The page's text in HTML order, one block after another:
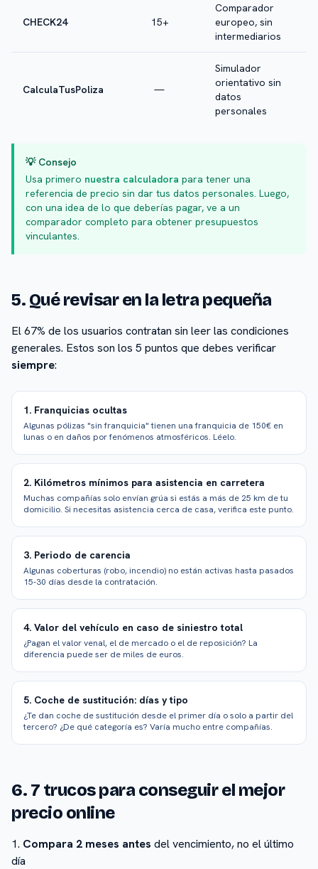
CHECK24 15+
Comparador
europeo, sin
intermediarios
CalculaTusPoliza —
Simulador
orientativo sin
datos
personales
💡 Consejo
Usa primero nuestra calculadora para tener una
referencia de precio sin dar tus datos personales. Luego,
con una idea de lo que deberías pagar, ve a un
comparador completo para obtener presupuestos
vinculantes.
5. Qué revisar en la letra pequeña
El 67% de los usuarios contratan sin leer las condiciones
generales. Estos son los 5 puntos que debes verificar
siempre:
1. Franquicias ocultas
Algunas pólizas "sin franquicia" tienen una franquicia de 150€ en
lunas o en daños por fenómenos atmosféricos. Léelo.
2. Kilómetros mínimos para asistencia en carretera
Muchas compañías solo envían grúa si estás a más de 25 km de tu
domicilio. Si necesitas asistencia cerca de casa, verifica este punto.
3. Periodo de carencia
Algunas coberturas (robo, incendio) no están activas hasta pasados
15-30 días desde la contratación.
4. Valor del vehículo en caso de siniestro total
¿Pagan el valor venal, el de mercado o el de reposición? La
diferencia puede ser de miles de euros.
5. Coche de sustitución: días y tipo
¿Te dan coche de sustitución desde el primer día o solo a partir del
tercero? ¿De qué categoría es? Varía mucho entre compañías.
6. 7 trucos para conseguir el mejor
precio online
Compara 2 meses antes del vencimiento, no el último
día